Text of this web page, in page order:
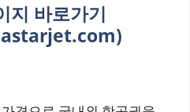
지 바로가기